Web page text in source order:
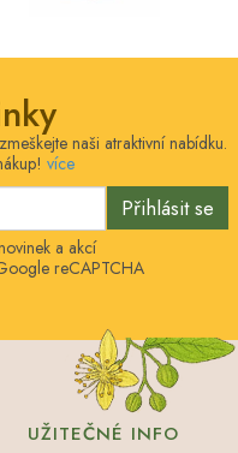
naši atraktivní nabídku.
více
Přihlásit se
a akcí
reCAPTCHA
UŽITEČNÉ INFO